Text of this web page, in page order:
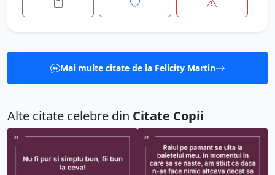
Mai multe citate de la Felicity Martin
Alte citate celebre din Citate Copii